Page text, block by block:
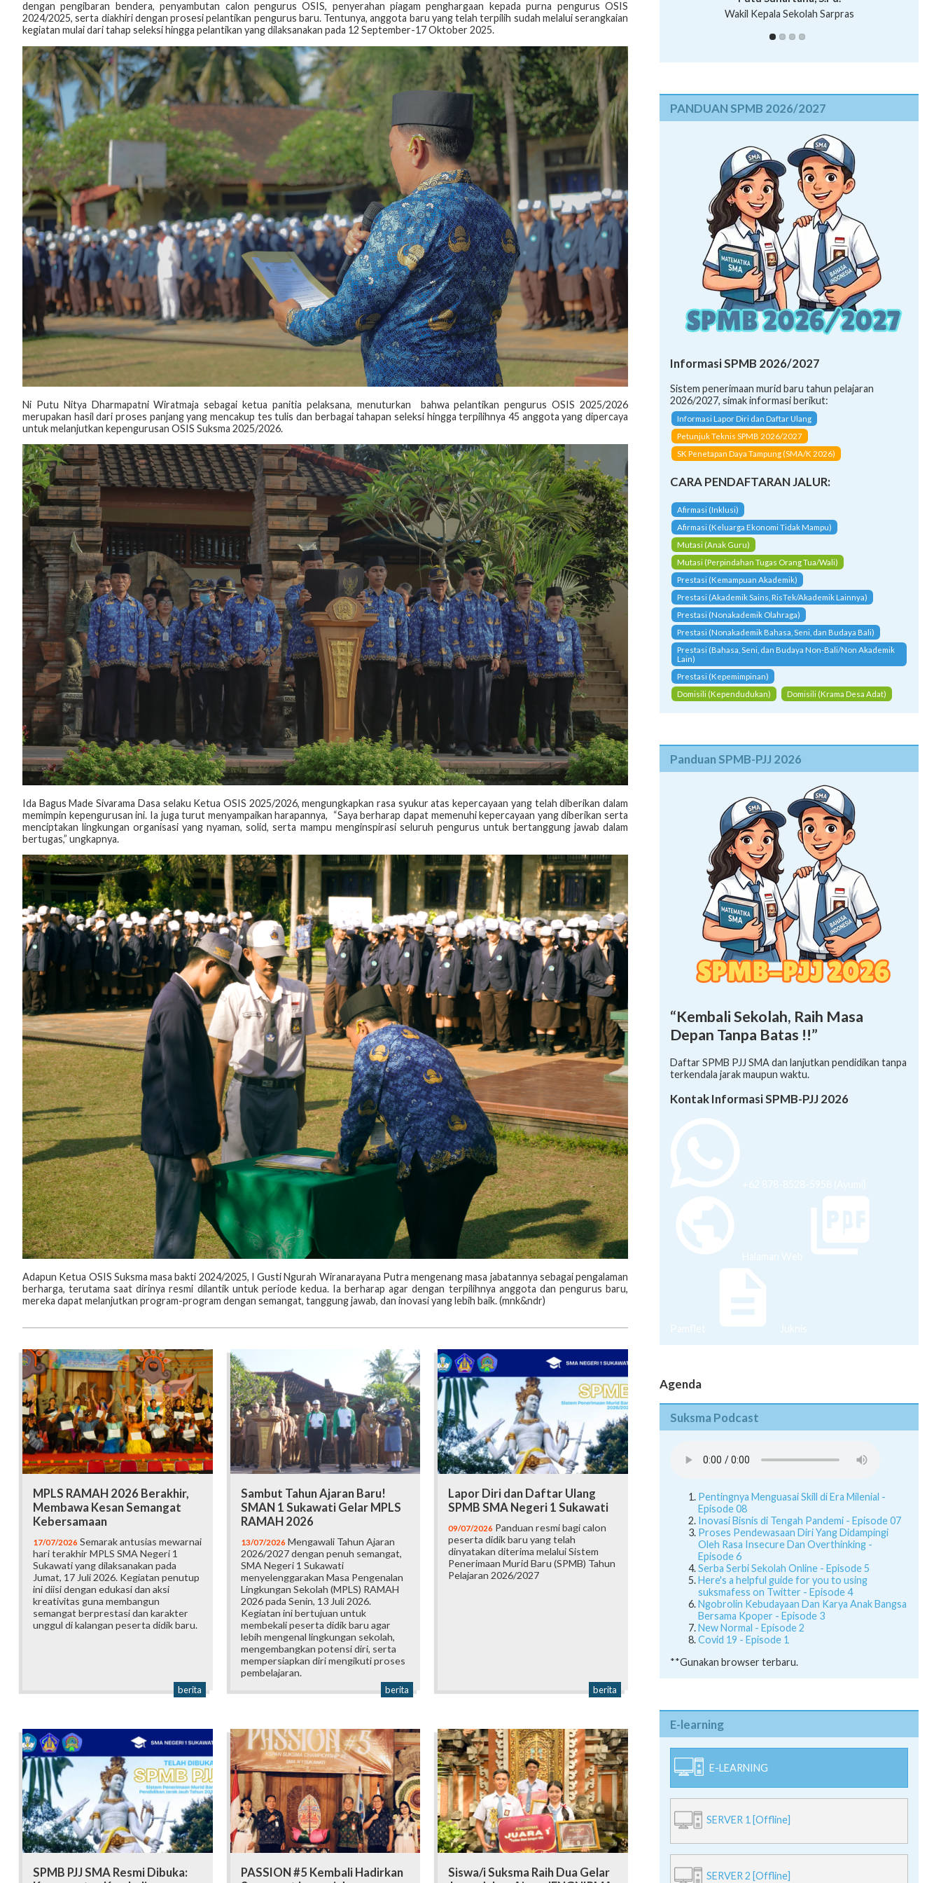
dengan pengibaran bendera, penyambutan calon pengurus OSIS, penyerahan piagam penghargaan kepada purna pengurus OSIS
2024/2025, serta diakhiri dengan prosesi pelantikan pengurus baru. Tentunya, anggota baru yang telah terpilih sudah melalui serangkaian
kegiatan mulai dari tahap seleksi hingga pelantikan yang dilaksanakan pada 12 September-17 Oktober 2025.
Ni Putu Nitya Dharmapatni Wiratmaja sebagai ketua panitia pelaksana, menuturkan bahwa pelantikan pengurus OSIS 2025/2026
merupakan hasil dari proses panjang yang mencakup tes tulis dan berbagai tahapan seleksi hingga terpilihnya 45 anggota yang dipercaya
untuk melanjutkan kepengurusan OSIS Suksma 2025/2026.
Ida Bagus Made Sivarama Dasa selaku Ketua OSIS 2025/2026, mengungkapkan rasa syukur atas kepercayaan yang telah diberikan dalam
memimpin kepengurusan ini. Ia juga turut menyampaikan harapannya, “Saya berharap dapat memenuhi kepercayaan yang diberikan serta
menciptakan lingkungan organisasi yang nyaman, solid, serta mampu menginspirasi seluruh pengurus untuk bertanggung jawab dalam
bertugas,” ungkapnya.
Adapun Ketua OSIS Suksma masa bakti 2024/2025, I Gusti Ngurah Wiranarayana Putra mengenang masa jabatannya sebagai pengalaman
berharga, terutama saat dirinya resmi dilantik untuk periode kedua. Ia berharap agar dengan terpilihnya anggota dan pengurus baru,
mereka dapat melanjutkan program-program dengan semangat, tanggung jawab, dan inovasi yang lebih baik. (mnk&ndr)
MPLS RAMAH 2026 Berakhir,
Membawa Kesan Semangat
Kebersamaan
17/07/2026 Semarak antusias mewarnai
hari terakhir MPLS SMA Negeri 1
Sukawati yang dilaksanakan pada
Jumat, 17 Juli 2026. Kegiatan penutup
ini diisi dengan edukasi dan aksi
kreativitas guna membangun
semangat berprestasi dan karakter
unggul di kalangan peserta didik baru.
berita
Sambut Tahun Ajaran Baru!
SMAN 1 Sukawati Gelar MPLS
RAMAH 2026
13/07/2026 Mengawali Tahun Ajaran
2026/2027 dengan penuh semangat,
SMA Negeri 1 Sukawati
menyelenggarakan Masa Pengenalan
Lingkungan Sekolah (MPLS) RAMAH
2026 pada Senin, 13 Juli 2026.
Kegiatan ini bertujuan untuk
membekali peserta didik baru agar
lebih mengenal lingkungan sekolah,
mengembangkan potensi diri, serta
mempersiapkan diri mengikuti proses
pembelajaran.
berita
Lapor Diri dan Daftar Ulang
SPMB SMA Negeri 1 Sukawati
09/07/2026 Panduan resmi bagi calon
peserta didik baru yang telah
dinyatakan diterima melalui Sistem
Penerimaan Murid Baru (SPMB) Tahun
Pelajaran 2026/2027
berita
SPMB PJJ SMA Resmi Dibuka:
PASSION #5 Kembali Hadirkan
Siswa/i Suksma Raih Dua Gelar
Wakil Kepala Sekolah Sarpras
PANDUAN SPMB 2026/2027
Informasi SPMB 2026/2027
Sistem penerimaan murid baru tahun pelajaran
2026/2027, simak informasi berikut:
Informasi Lapor Diri dan Daftar Ulang
Petunjuk Teknis SPMB 2026/2027
SK Penetapan Daya Tampung (SMA/K 2026)
CARA PENDAFTARAN JALUR:
Afirmasi (Inklusi)
Afirmasi (Keluarga Ekonomi Tidak Mampu)
Mutasi (Anak Guru)
Mutasi (Perpindahan Tugas Orang Tua/Wali)
Prestasi (Kemampuan Akademik)
Prestasi (Akademik Sains, RisTek/Akademik Lainnya)
Prestasi (Nonakademik Olahraga)
Prestasi (Nonakademik Bahasa, Seni, dan Budaya Bali)
Prestasi (Bahasa, Seni, dan Budaya Non-Bali/Non Akademik
Lain)
Prestasi (Kepemimpinan)
Domisili (Kependudukan)
Domisili (Krama Desa Adat)
Panduan SPMB-PJJ 2026
“Kembali Sekolah, Raih Masa
Depan Tanpa Batas !!”
Daftar SPMB PJJ SMA dan lanjutkan pendidikan tanpa
terkendala jarak maupun waktu.
Kontak Informasi SPMB-PJJ 2026
+62 878-8528-5958 (Ayumi)
Halaman Web
Pamflet Juknis
Agenda
Suksma Podcast
Pentingnya Menguasai Skill di Era Milenial -
Episode 08
Inovasi Bisnis di Tengah Pandemi - Episode 07
Proses Pendewasaan Diri Yang Didampingi
Oleh Rasa Insecure Dan Overthinking -
Episode 6
Serba Serbi Sekolah Online - Episode 5
Here's a helpful guide for you to using
suksmafess on Twitter - Episode 4
Ngobrolin Kebudayaan Dan Karya Anak Bangsa
Bersama Kpoper - Episode 3
New Normal - Episode 2
Covid 19 - Episode 1
**Gunakan browser terbaru.
E-learning
E-LEARNING
SERVER 1 [Offline]
SERVER 2 [Offline]